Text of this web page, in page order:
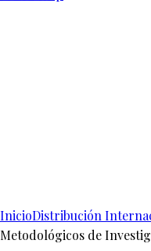
InicioDistribución
Metodológicos de